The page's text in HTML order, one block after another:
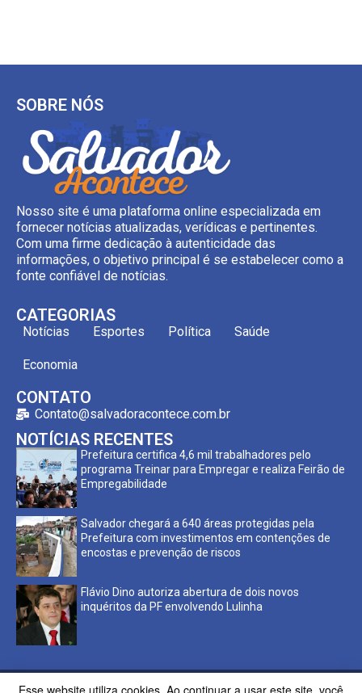
SOBRE NÓS
Nosso site é uma plataforma online especializada em
fornecer notícias atualizadas, verídicas e pertinentes.
Com uma firme dedicação à autenticidade das
informações, o objetivo principal é se estabelecer como a
fonte confiável de notícias.
CATEGORIAS
Notícias Esportes Política Saúde
Economia
CONTATO
Contato@salvadoracontece.com.br
NOTÍCIAS RECENTES
Prefeitura certifica 4,6 mil trabalhadores pelo
programa Treinar para Empregar e realiza Feirão de
Empregabilidade
Salvador chegará a 640 áreas protegidas pela
Prefeitura com investimentos em contenções de
encostas e prevenção de riscos
Flávio Dino autoriza abertura de dois novos
inquéritos da PF envolvendo Lulinha
Esse website utiliza cookies. Ao continuar a usar este site, você